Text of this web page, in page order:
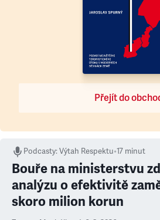
Přejít do
Podcasty:Výtah Respektu•17 minut
Bouře na ministerstvu
analýzu o efektivitě
skoro milion korun